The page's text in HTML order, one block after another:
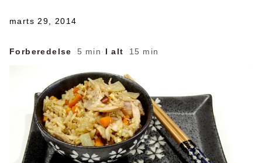
marts 29, 2014
Forberedelse 5 min · I alt 15 min